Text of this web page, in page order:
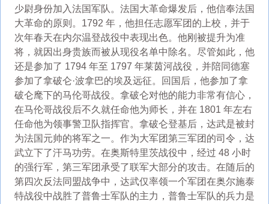
少尉身份加入法国军队。法国大革命爆发后，他信奉法国
大革命的原则。1792 年，他担任志愿军团的上校，并于
次年春天在内尔温登战役中表现出色。他刚被提升为准
将，就因出身贵族而被从现役名单中除名。尽管如此，他
还是参加了 1794 年至 1797 年莱茵河战役，并陪同德塞
参加了拿破仑·波拿巴的埃及远征。回国后，他参加了拿
破仑麾下的马伦哥战役。拿破仑对他的能力非常有信心，
在马伦哥战役后不久就任命他为师长，并在 1801 年左右
任命他为领事警卫队指挥官。拿破仑登基后，达武是被封
为法国元帅的将军之一。作为大军团第三军团的司令，达
武立下了汗马功劳。在奥斯特里茨战役中，经过 48 小时
的强行军，第三军团承受了联军大部分的攻击。在随后的
第四次反法同盟战争中，达武仅率领一个军团在奥尔施泰
特战役中战胜了普鲁士军队的主力，普鲁士军队的兵力是